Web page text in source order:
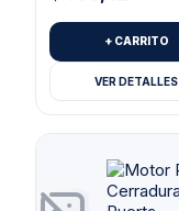
+ CARRITO
VER DETALLES